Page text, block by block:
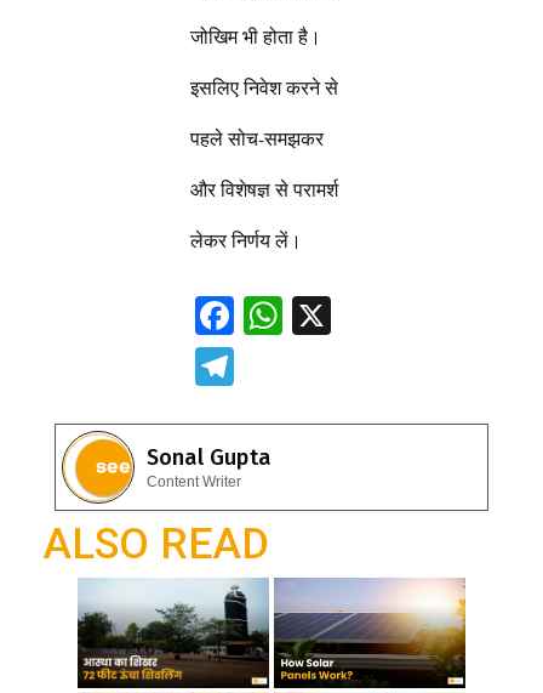
जोखिम भी होता है।
इसलिए निवेश करने से
पहले सोच-समझकर
और विशेषज्ञ से परामर्श
लेकर निर्णय लें।
F
b
o
o
k
W
s
p
e
gr
a
m
Sonal Gupta
Content Writer
ALSO READ